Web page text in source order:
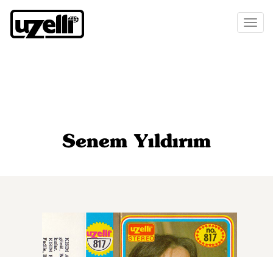
Senem Yıldırım